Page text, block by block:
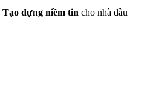
Tạo dựng niềm tin cho nhà đầu